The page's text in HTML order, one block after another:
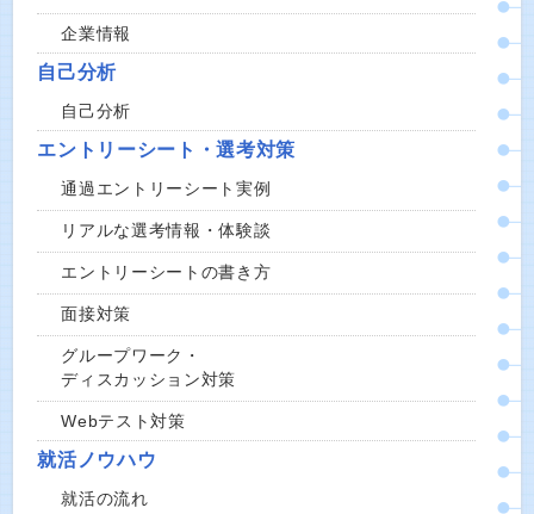
企業情報
自己分析
自己分析
エントリーシート・選考対策
通過エントリーシート実例
リアルな選考情報・体験談
エントリーシートの書き方
面接対策
グループワーク・
ディスカッション対策
Webテスト対策
就活ノウハウ
就活の流れ